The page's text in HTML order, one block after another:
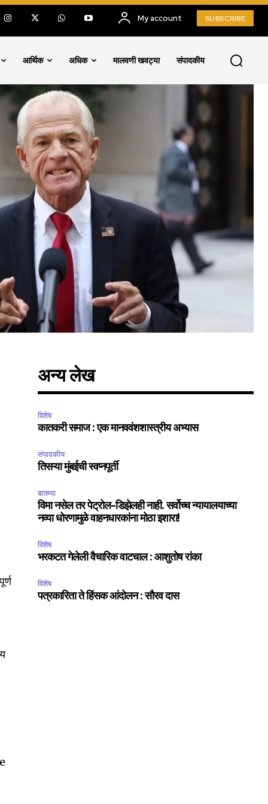
My account SUBSCRIBE
आर्थिक अधिक मालवणी खवट्या संपादकीय
अन्य लेख
विशेष
कातकरी समाज : एक मानववंशशास्त्रीय अभ्यास
संपादकीय
तिसऱ्या मुंबईची स्वप्नपूर्ती
बातम्या
विमा नसेल तर पेट्रोल-डिझेलही नाही. सर्वोच्च न्यायालयाच्या
नव्या धोरणामुळे वाहनधारकांना मोठा इशारा!
विशेष
भरकटत गेलेली वैचारिक वाटचाल : आशुतोष रांका
विशेष
पत्रकारिता ते हिंसक आंदोलन : सौरव दास